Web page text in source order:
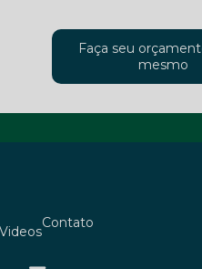
Faça seu
mesmo
Videos
Contato